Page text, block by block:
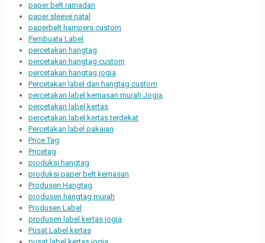
paper belt ramadan
paper sleeve natal
paperbelt hampers custom
Pembuata Label
percetakan hangtag
percetakan hangtag custom
percetakan hangtag jogja
Percetakan label dan hangtag custom
percetakan label kemasan murah Jogja
percetakan label kertas
percetakan label kertas terdekat
Percetakan label pakaian
Price Tag
Pricetag
produksi hangtag
produksi paper belt kemasan
Produsen Hangtag
produsen hangtag murah
Produsen Label
produsen label kertas jogja
Pusat Label kertas